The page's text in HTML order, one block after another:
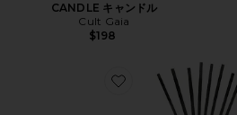
CANDLE キャンドル
Cult Gaia
$198
Favorite BAMBOO